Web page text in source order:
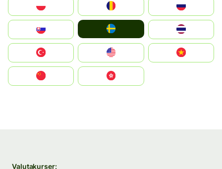
United States
中國香港特別行政區
Valutakurser: